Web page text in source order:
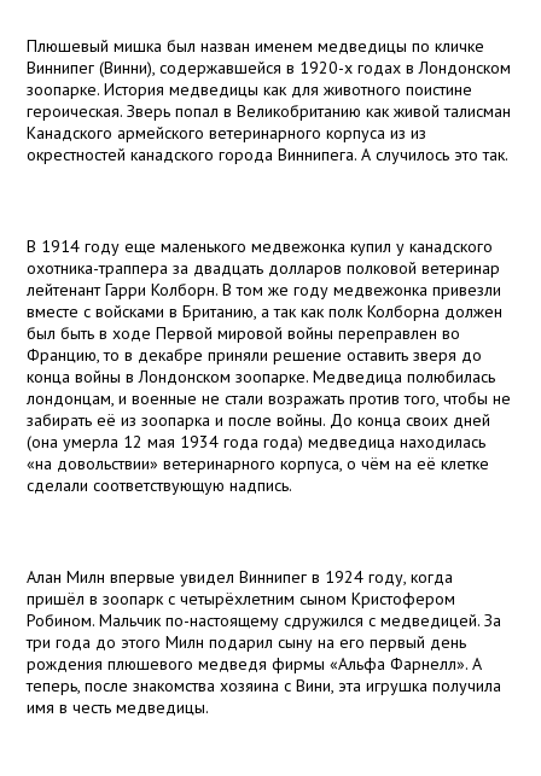
Плюшевый мишка был назван именем медведицы по кличке
Виннипег (Винни), содержавшейся в 1920-х годах в Лондонском
зоопарке. История медведицы как для животного поистине
героическая. Зверь попал в Великобританию как живой талисман
Канадского армейского ветеринарного корпуса из из
окрестностей канадского города Виннипега. А случилось это так.
В 1914 году еще маленького медвежонка купил у канадского
охотника-траппера за двадцать долларов полковой ветеринар
лейтенант Гарри Колборн. В том же году медвежонка привезли
вместе с войсками в Британию, а так как полк Колборна должен
был быть в ходе Первой мировой войны переправлен во
Францию, то в декабре приняли решение оставить зверя до
конца войны в Лондонском зоопарке. Медведица полюбилась
лондонцам, и военные не стали возражать против того, чтобы не
забирать её из зоопарка и после войны. До конца своих дней
(она умерла 12 мая 1934 года года) медведица находилась
«на довольствии» ветеринарного корпуса, о чём на её клетке
сделали соответствующую надпись.
Алан Милн впервые увидел Виннипег в 1924 году, когда
пришёл в зоопарк с четырёхлетним сыном Кристофером
Робином. Мальчик по-настоящему сдружился с медведицей. За
три года до этого Милн подарил сыну на его первый день
рождения плюшевого медведя фирмы «Альфа Фарнелл». А
теперь, после знакомства хозяина с Вини, эта игрушка получила
имя в честь медведицы.